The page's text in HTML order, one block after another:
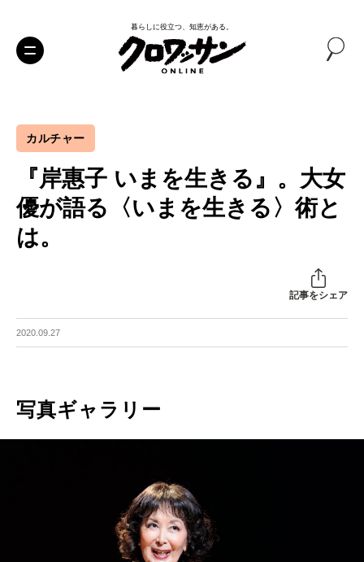
暮らしに役立つ、知恵がある。
カルチャー
『岸惠子 いまを生きる』。大女
優が語る〈いまを生きる〉術と
は。
記事をシェア
2020.09.27
写真ギャラリー